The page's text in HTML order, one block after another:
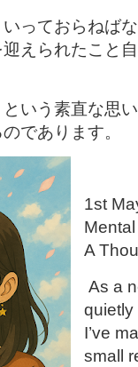
っておらねば
えられたこと
いう素直な思
であります。
1st
A
As a
quietly
I’ve
small